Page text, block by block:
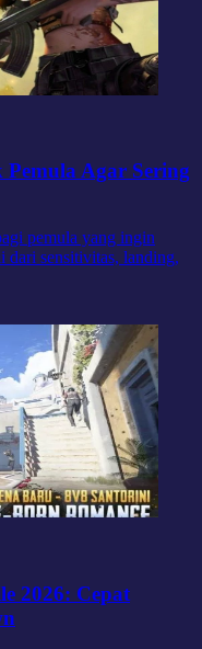
Agar Sering
pemula yang ingin
dari sensitivitas, landing,
2026: Cepat